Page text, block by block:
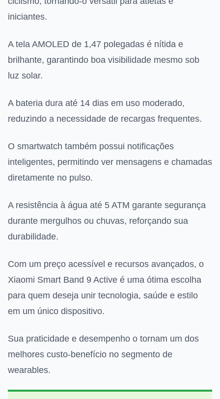
iniciantes.
A tela AMOLED de 1,47 polegadas é nítida e
brilhante, garantindo boa visibilidade mesmo sob
luz solar.
A bateria dura até 14 dias em uso moderado,
reduzindo a necessidade de recargas frequentes.
O smartwatch também possui notificações
inteligentes, permitindo ver mensagens e chamadas
diretamente no pulso.
A resistência à água até 5 ATM garante segurança
durante mergulhos ou chuvas, reforçando sua
durabilidade.
Com um preço acessível e recursos avançados, o
Xiaomi Smart Band 9 Active é uma ótima escolha
para quem deseja unir tecnologia, saúde e estilo
em um único dispositivo.
Sua praticidade e desempenho o tornam um dos
melhores custo-benefício no segmento de
wearables.